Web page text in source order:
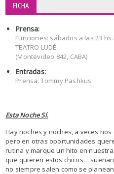
FICHA
Prensa:
Funciones: sábados a las 23 hs.
TEATRO LUDÉ
(Montevideo 842, CABA)
Entradas:
Prensa: Tommy Pashkus
Esta Noche Sí.
Hay noches y noches, a veces
pero en otras oportunidades
rutina y marque un hito en
que quieren estos chicos…
no siempre salen como se